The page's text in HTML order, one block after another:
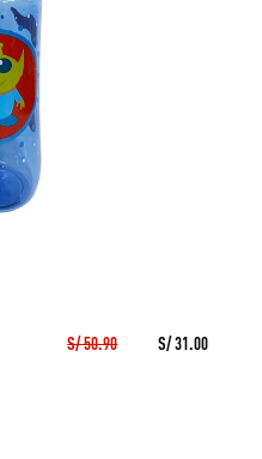
S/ 50.90 S/ 31.00